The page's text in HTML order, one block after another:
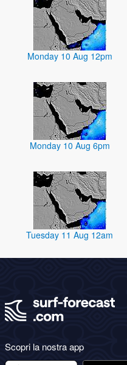
Monday 10 Aug 12pm
Monday 10 Aug 6pm
Tuesday 11 Aug 12am
Scopri la nostra app